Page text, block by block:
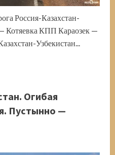
Россия-Казахстан-
Котяевка КПП Караозек —
Узбекистан...
Огибая
Пустынно —